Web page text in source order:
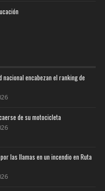
encabezan el ranking de
de su motocicleta
las llamas en un incendio en Ruta